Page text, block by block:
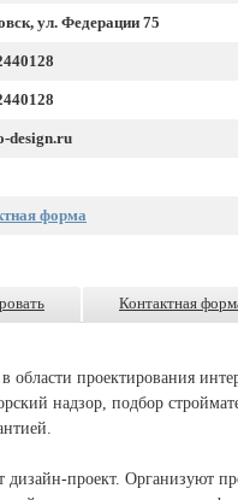
ул. Федерации 75
design.ru
форма
Контактная
проектирования
надзор, подбор
дизайн-проект. Организуют